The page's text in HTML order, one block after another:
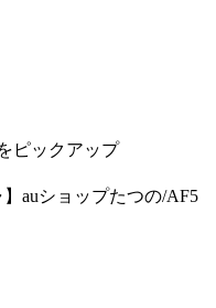
ピックアップ
auショップたつの/AF5